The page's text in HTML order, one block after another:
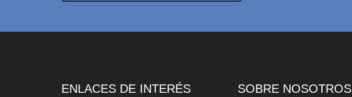
ENLACES DE INTERÉS SOBRE NOSOTROS